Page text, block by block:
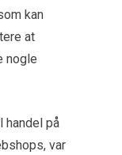
kan
at
nogle
handel på
var